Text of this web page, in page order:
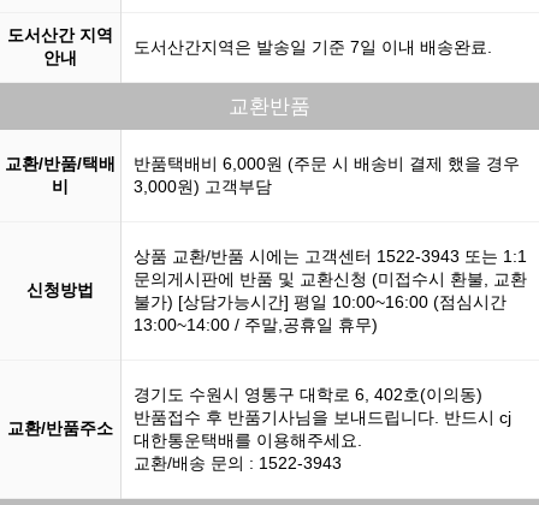
도서산간 지역
안내
도서산간지역은 발송일 기준 7일 이내 배송완료.
교환반품
교환/반품/택배
비
반품택배비 6,000원 (주문 시 배송비 결제 했을 경우
3,000원) 고객부담
신청방법
상품 교환/반품 시에는 고객센터 1522-3943 또는 1:1
문의게시판에 반품 및 교환신청 (미접수시 환불, 교환
불가) [상담가능시간] 평일 10:00~16:00 (점심시간
13:00~14:00 / 주말,공휴일 휴무)
교환/반품주소
경기도 수원시 영통구 대학로 6, 402호(이의동)
반품접수 후 반품기사님을 보내드립니다. 반드시 cj
대한통운택배를 이용해주세요.
교환/배송 문의 : 1522-3943